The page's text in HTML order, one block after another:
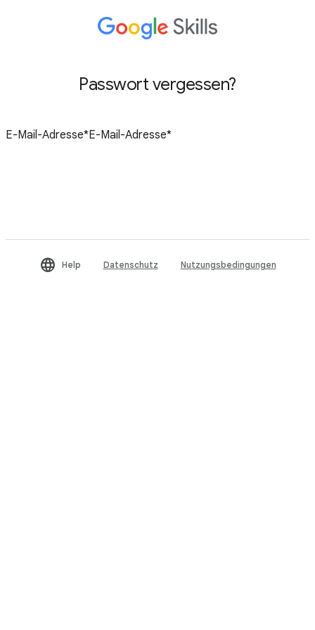
Passwort vergessen?
Help Datenschutz Nutzungsbedingungen